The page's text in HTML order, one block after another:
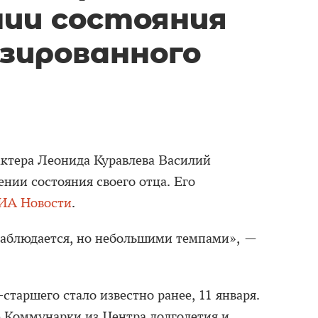
состояния
Леонида Куравлева Василий
состояния своего отца. Его
Новости.
но небольшими темпами», —
стало известно ранее, 11 января.